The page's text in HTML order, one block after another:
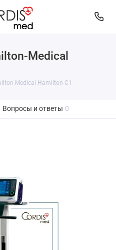
Medical
Medical Hamilton-C1
Вопросы и ответы 0